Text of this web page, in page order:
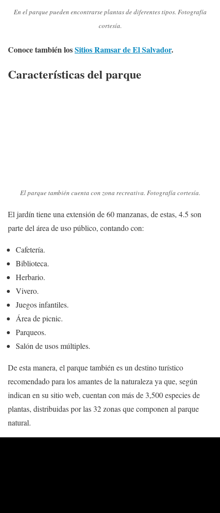
En el parque pueden encontrarse plantas de diferentes tipos. Fotografía
cortesía.
Conoce también losSitios Ramsar de El Salvador.
Características del parque
El parque también cuenta con zona recreativa. Fotografía cortesía.
El jardín tiene una extensión de 60 manzanas, de estas, 4.5 son
parte del área de uso público, contando con:
Cafetería.
Biblioteca.
Herbario.
Vivero.
Juegos infantiles.
Área de picnic.
Parqueos.
Salón de usos múltiples.
De esta manera, el parque también es un destino turístico
recomendado para los amantes de la naturaleza ya que, según
indican en su sitio web, cuentan con más de 3,500 especies de
plantas, distribuidas por las 32 zonas que componen al parque
natural.